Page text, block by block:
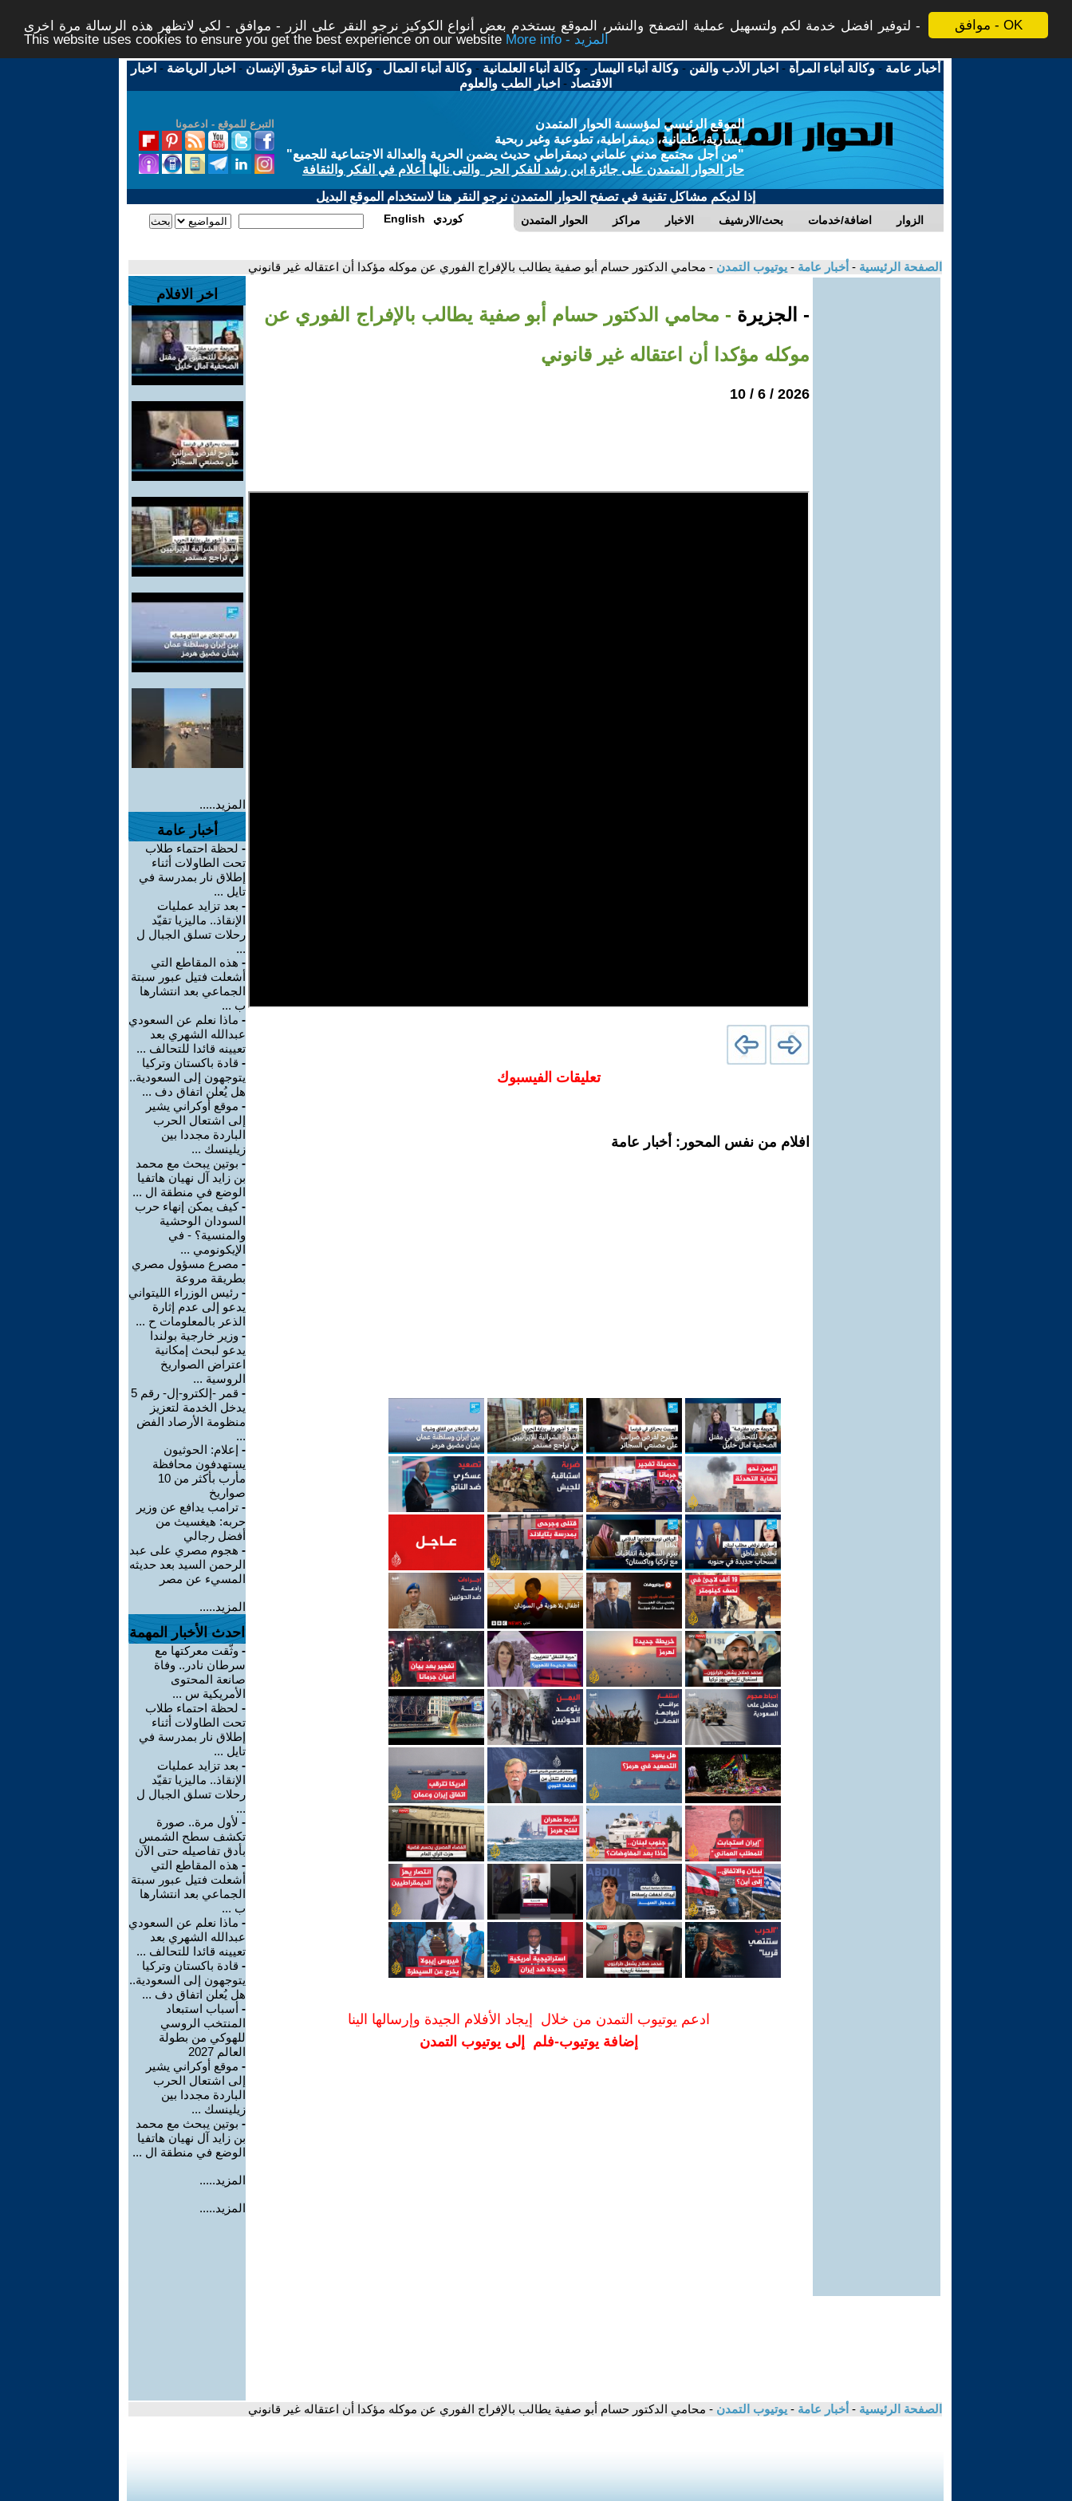
موافق - OK
لتوفير افضل خدمة لكم ولتسهيل عملية التصفح والنشر، الموقع يستخدم بعض أنواع الكوكيز نرجو النقر على الزر - موافق - لكي لاتظهر هذه الرسالة مرة اخرى -
This website uses cookies to ensure you get the best experience on our website
More info - المزيد
أخبار عامة -وكالة أنباء المرأة - اخبار الأدب والفن -وكالة أنباء اليسار -وكالة أنباء العلمانية -وكالة أنباء العمال -وكالة أنباء حقوق الإنسان - اخبار الرياضة - اخبار
الاقتصاد - اخبار الطب والعلوم
التبرع للموقع - ادعمونا
الموقع الرئيسي لمؤسسة الحوار المتمدن
يسارية، علمانية، ديمقراطية، تطوعية وغير ربحية
"من أجل مجتمع مدني علماني ديمقراطي حديث يضمن الحرية والعدالة الاجتماعية للجميع"
حاز الحوار المتمدن على جائزة ابن رشد للفكر الحر والتى نالها أعلام في الفكر والثقافة
إذا لديكم مشاكل تقنية في تصفح الحوار المتمدن نرجو النقر هنا لاستخدام الموقع البديل
الحوار المتمدن مراكز الاخبار بحث/الارشيف اضافة/خدمات الزوار English كوردي
الصفحة الرئيسية - أخبار عامة - يوتيوب التمدن - محامي الدكتور حسام أبو صفية يطالب بالإفراج الفوري عن موكله مؤكدا أن اعتقاله غير قانوني
- الجزيرة - محامي الدكتور حسام أبو صفية يطالب بالإفراج الفوري عن
موكله مؤكدا أن اعتقاله غير قانوني
2026 / 6 / 10
تعليقات الفيسبوك
افلام من نفس المحور: أخبار عامة
ادعم يوتيوب التمدن من خلال إيجاد الأفلام الجيدة وإرسالها الينا
إضافة يوتيوب-فلم إلى يوتيوب التمدن
اخر الافلام
المزيد.....
أخبار عامة
- لحظة احتماء طلاب
تحت الطاولات أثناء
إطلاق نار بمدرسة في
تايل ...
- بعد تزايد عمليات
الإنقاذ.. ماليزيا تقيّد
رحلات تسلق الجبال ل
...
- هذه المقاطع التي
أشعلت فتيل عبور سبتة
الجماعي بعد انتشارها
ب ...
- ماذا نعلم عن السعودي
عبدالله الشهري بعد
تعيينه قائدا للتحالف ...
- قادة باكستان وتركيا
يتوجهون إلى السعودية..
هل يُعلن اتفاق دف ...
- موقع أوكراني يشير
إلى اشتعال الحرب
الباردة مجددا بين
زيلينسك ...
- بوتين يبحث مع محمد
بن زايد آل نهيان هاتفيا
الوضع في منطقة ال ...
-كيف يمكن إنهاء حرب
السودان الوحشية
والمنسية؟ - في
الإيكونومي ...
- مصرع مسؤول مصري
بطريقة مروعة
- رئيس الوزراء الليتواني
يدعو إلى عدم إثارة
الذعر بالمعلومات ح ...
- وزير خارجية بولندا
يدعو لبحث إمكانية
اعتراض الصواريخ
الروسية ...
-
قمر -إلكترو-إل- رقم 5
يدخل الخدمة لتعزيز
منظومة الأرصاد الفض
...
- إعلام: الحوثيون
يستهدفون محافظة
مأرب بأكثر من 10
صواريخ
- ترامب يدافع عن وزير
حربه: هيغسيث من
أفضل رجالي
- هجوم مصري على عبد
الرحمن السيد بعد حديثه
المسيء عن مصر
المزيد.....
احدث الأخبار المهمة
- وثّقت معركتها مع
سرطان نادر.. وفاة
صانعة المحتوى
الأمريكية س ...
- لحظة احتماء طلاب
تحت الطاولات أثناء
إطلاق نار بمدرسة في
تايل ...
- بعد تزايد عمليات
الإنقاذ.. ماليزيا تقيّد
رحلات تسلق الجبال ل
...
- لأول مرة.. صورة
تكشف سطح الشمس
بأدق تفاصيله حتى الآن
- هذه المقاطع التي
أشعلت فتيل عبور سبتة
الجماعي بعد انتشارها
ب ...
- ماذا نعلم عن السعودي
عبدالله الشهري بعد
تعيينه قائدا للتحالف ...
- قادة باكستان وتركيا
يتوجهون إلى السعودية..
هل يُعلن اتفاق دف ...
- أسباب استبعاد
المنتخب الروسي
للهوكي من بطولة
العالم 2027
- موقع أوكراني يشير
إلى اشتعال الحرب
الباردة مجددا بين
زيلينسك ...
- بوتين يبحث مع محمد
بن زايد آل نهيان هاتفيا
الوضع في منطقة ال ...
المزيد.....
المزيد.....
الصفحة الرئيسية - أخبار عامة - يوتيوب التمدن - محامي الدكتور حسام أبو صفية يطالب بالإفراج الفوري عن موكله مؤكدا أن اعتقاله غير قانوني